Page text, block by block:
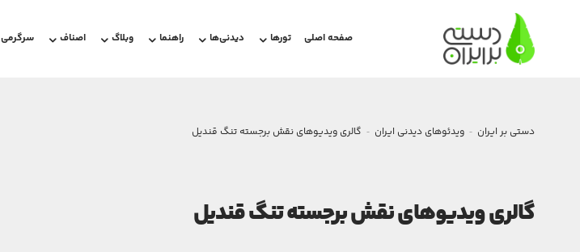
صفحه اصلی تورها دیدنی‌ها راهنما وبلاگ اصناف سرگرمی
دستی بر ایران ویدئوهای دیدنی ایران گالری ویدیوهای نقش برجسته تنگ قندیل
گالری ویدیوهای نقش برجسته تنگ قندیل